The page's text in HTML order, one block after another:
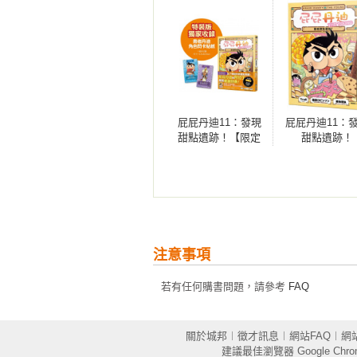
【閱讀屁屁丹迪，收穫無限】
★提升閱讀理解力：漫畫集合了文
閱讀理解力。
★訓練感知與共情力：漫畫中誇張
趣，同時也藉由故事中人物的情緒
★訓練邏輯與推理能力：透過劇情
腦，進一步延伸思考。
屁屁丹迪01：寶藏就交給我吧！（
屁屁丹迪04：尋龍之路！（2024年
屁屁丹迪08：傳說中的忍者！（
屁屁丹迪09：海裡來的求救訊號！
屁屁丹迪11：發現
甜點遺跡！【限定
屁屁丹迪11：
甜點遺跡！
注意事項
若有任何購書問題，請參考 FAQ
關於城邦︱ 徵才訊息 網站FAQ︱ 網
建議最佳瀏覽器 Google